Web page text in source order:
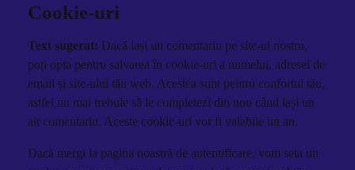
Cookie-uri
Text sugerat: Dacă lași un comentariu pe site-ul nostru,
poți opta pentru salvarea în cookie-uri a numelui, adresei de
email și site-ului tău web. Acestea sunt pentru confortul tău,
astfel nu mai trebuie să le completezi din nou când lași un
alt comentariu. Aceste cookie-uri vor fi valabile un an.
Dacă mergi la pagina noastră de autentificare, vom seta un